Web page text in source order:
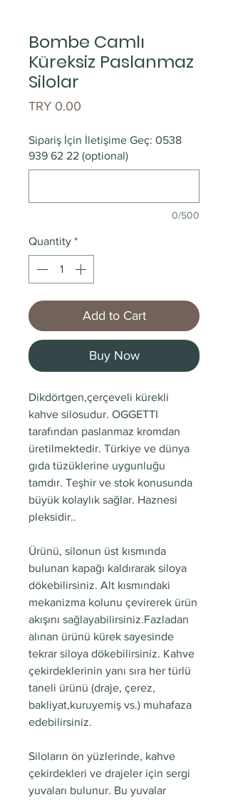
Bombe Camlı
Küreksiz Paslanmaz
Silolar
TRY 0.00
Sipariş İçin İletişime Geç: 0538
939 62 22 (optional)
0/500
Quantity *
Add to Cart
Buy Now
Dikdörtgen,çerçeveli kürekli
kahve silosudur. OGGETTI
tarafından paslanmaz kromdan
üretilmektedir. Türkiye ve dünya
gıda tüzüklerine uygunluğu
tamdır. Teşhir ve stok konusunda
büyük kolaylık sağlar. Haznesi
pleksidir..
Ürünü, silonun üst kısmında
bulunan kapağı kaldırarak siloya
dökebilirsiniz. Alt kısmındaki
mekanizma kolunu çevirerek ürün
akışını sağlayabilirsiniz.Fazladan
alınan ürünü kürek sayesinde
tekrar siloya dökebilirsiniz. Kahve
çekirdeklerinin yanı sıra her türlü
taneli ürünü (draje, çerez,
bakliyat,kuruyemiş vs.) muhafaza
edebilirsiniz.
Siloların ön yüzlerinde, kahve
çekirdekleri ve drajeler için sergi
yuvaları bulunur. Bu yuvalar